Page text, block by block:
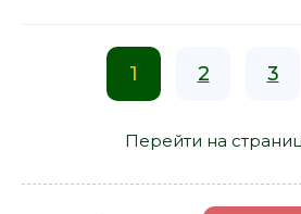
1 2 3
Перейти на